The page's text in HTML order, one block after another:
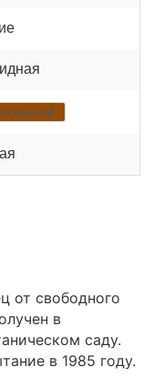
от свободного
в
саду.
в 1985 году.